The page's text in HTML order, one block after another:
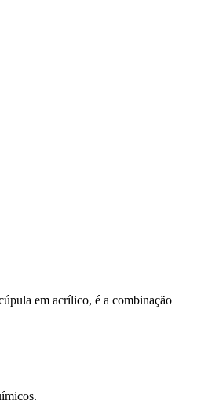
em acrílico, é a combinação